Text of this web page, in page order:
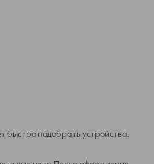
быстро подобрать устройства,